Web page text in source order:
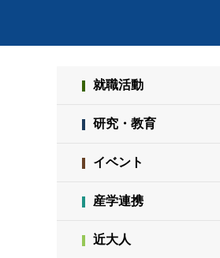
就職活動
研究・教育
イベント
産学連携
近大人